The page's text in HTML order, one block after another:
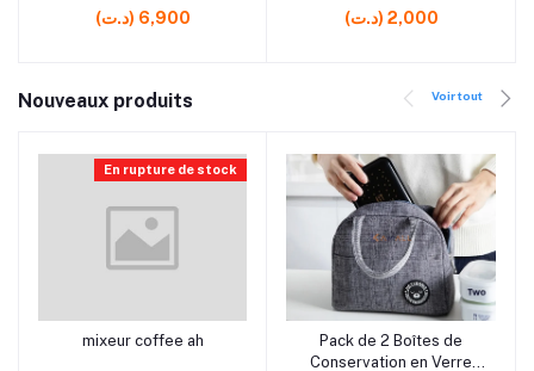
(د.ت) 6,900 (د.ت) 2,000
Nouveaux produits Voir tout
En rupture de stock
Ajouter au panier
mixeur coffee ah rrrrrr10
Ajouter au panier
Pack de 2 Boîtes de
Conservation en Verre